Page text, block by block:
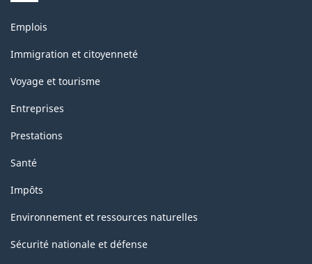
Thèmes
sujets
Emplois
Immigration et citoyenneté
Voyage et tourisme
Entreprises
Prestations
Santé
Impôts
Environnement et ressources naturelles
Sécurité nationale et défense